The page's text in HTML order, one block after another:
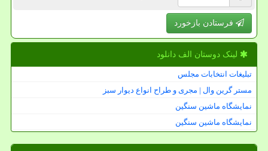
فرستادن بازخورد
لینک دوستان الف دانلود
تبلیغات انتخابات مجلس
مستر گرین وال | مجری و طراح انواع دیوار سبز
نمایشگاه ماشین سنگین
نمایشگاه ماشین سنگین